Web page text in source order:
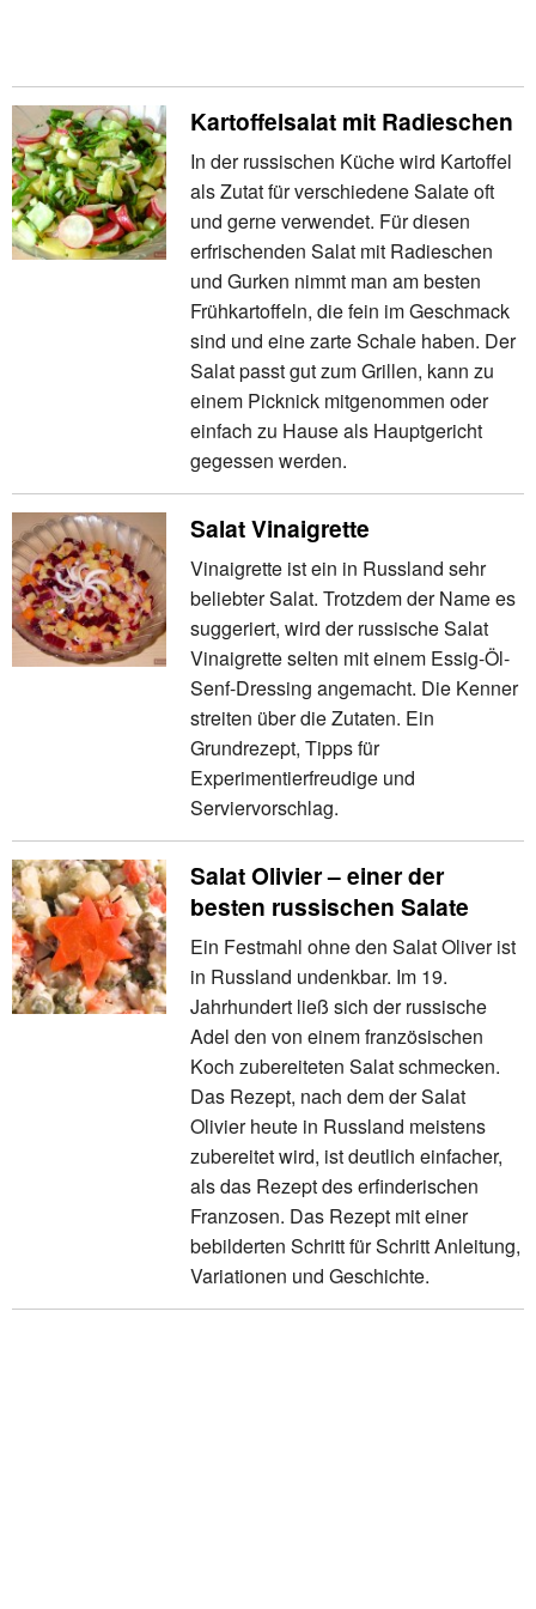
Kartoffelsalat mit Radieschen
In der russischen Küche wird Kartoffel
als Zutat für verschiedene Salate oft
und gerne verwendet. Für diesen
erfrischenden Salat mit Radieschen
und Gurken nimmt man am besten
Frühkartoffeln, die fein im Geschmack
sind und eine zarte Schale haben. Der
Salat passt gut zum Grillen, kann zu
einem Picknick mitgenommen oder
einfach zu Hause als Hauptgericht
gegessen werden.
Salat Vinaigrette
Vinaigrette ist ein in Russland sehr
beliebter Salat. Trotzdem der Name es
suggeriert, wird der russische Salat
Vinaigrette selten mit einem Essig-Öl-
Senf-Dressing angemacht. Die Kenner
streiten über die Zutaten. Ein
Grundrezept, Tipps für
Experimentierfreudige und
Serviervorschlag.
Salat Olivier – einer der
besten russischen Salate
Ein Festmahl ohne den Salat Oliver ist
in Russland undenkbar. Im 19.
Jahrhundert ließ sich der russische
Adel den von einem französischen
Koch zubereiteten Salat schmecken.
Das Rezept, nach dem der Salat
Olivier heute in Russland meistens
zubereitet wird, ist deutlich einfacher,
als das Rezept des erfinderischen
Franzosen. Das Rezept mit einer
bebilderten Schritt für Schritt Anleitung,
Variationen und Geschichte.